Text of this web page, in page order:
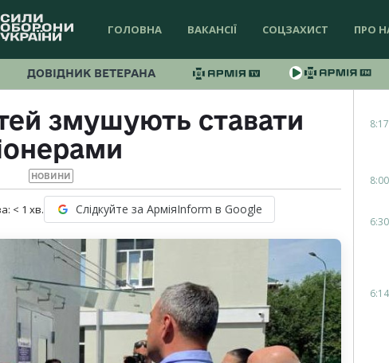
ГОЛОВНА ВАКАНСІЇ СОЦЗАХИСТ ПРО
ДОВІДНИК ВЕТЕРАНА
змушують ставати
НОВИНИ
< 1 хв. Слідкуйте за АрміяInform в Google
8:17
8:00
6:30
6:14